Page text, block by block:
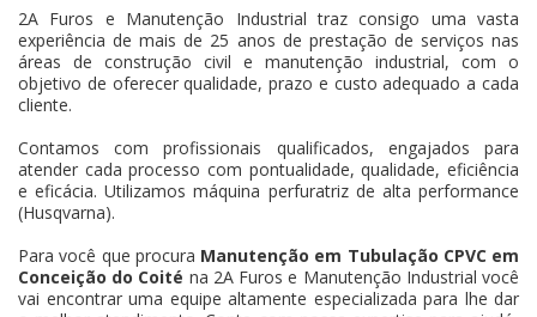
2A Furos e Manutenção Industrial traz consigo uma vasta
experiência de mais de 25 anos de prestação de serviços nas
áreas de construção civil e manutenção industrial, com o
objetivo de oferecer qualidade, prazo e custo adequado a cada
cliente.
Contamos com profissionais qualificados, engajados para
atender cada processo com pontualidade, qualidade, eficiência
e eficácia. Utilizamos máquina perfuratriz de alta performance
(Husqvarna).
Para você que procura Manutenção em Tubulação CPVC em
Conceição do Coité na 2A Furos e Manutenção Industrial você
vai encontrar uma equipe altamente especializada para lhe dar